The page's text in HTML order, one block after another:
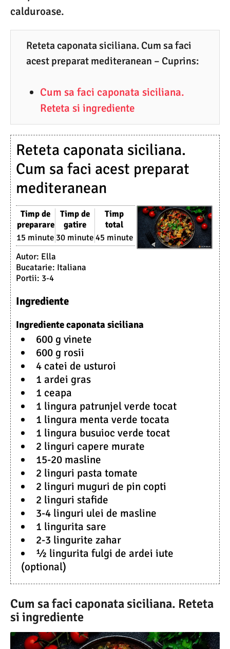
.
0
4
calduroase.
Reteta caponata siciliana. Cum sa faci
acest preparat mediteranean – Cuprins:
Cum sa faci caponata siciliana.
Reteta si ingrediente
Reteta caponata siciliana.
Cum sa faci acest preparat
mediteranean
Timp de
preparare
15 minute
Timp de
gatire
30 minute
Timp
total
45 minute
Autor: Ella
Bucatarie: Italiana
Portii: 3-4
Ingrediente
Ingrediente caponata siciliana
600 g vinete
600 g rosii
4 catei de usturoi
1 ardei gras
1 ceapa
1 lingura patrunjel verde tocat
1 lingura menta verde tocata
1 lingura busuioc verde tocat
2 linguri capere murate
15-20 masline
2 linguri pasta tomate
2 linguri muguri de pin copti
2 linguri stafide
3-4 linguri ulei de masline
1 lingurita sare
2-3 lingurite zahar
½ lingurita fulgi de ardei iute
(optional)
Cum sa faci caponata siciliana. Reteta
si ingrediente